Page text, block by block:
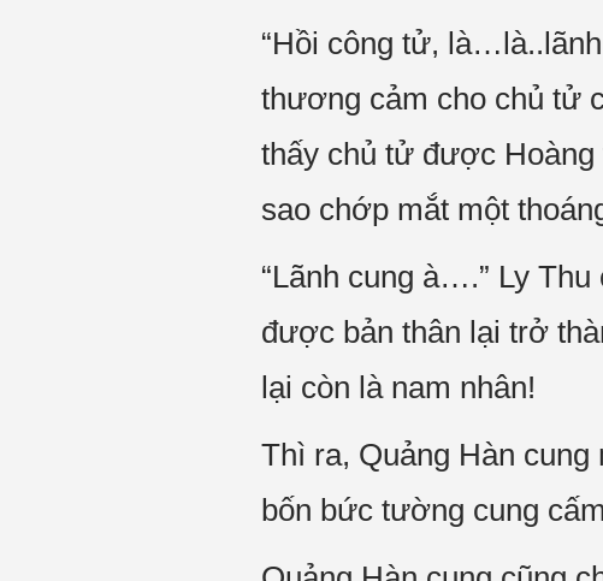
“Hồi công tử,
thương cảm cho chủ tử
thấy chủ tử được
sao chớp mắt một
“Lãnh cung à….” Ly
được bản thân lại trở
lại còn là nam nhân!
Thì ra, Quảng Hàn
bốn bức tường cung